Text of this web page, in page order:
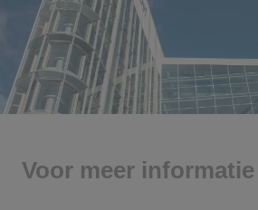
Voor meer informatie